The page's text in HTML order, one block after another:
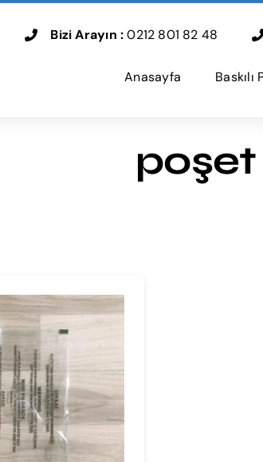
Bizi Arayın :0212 801 82 48
Anasayfa Baskılı